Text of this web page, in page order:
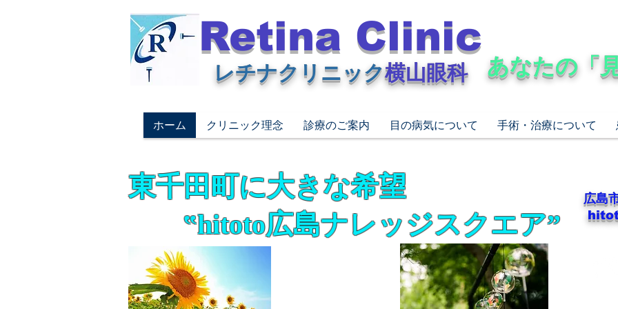
Retina Clinic
レチナクリニック横山眼科 あなたの「
ホーム クリニック理念 診療のご案内 目の病気について 手術・治療について
広島
東千田町に大きな希望
‟hitoto広島ナレッジスクエア”